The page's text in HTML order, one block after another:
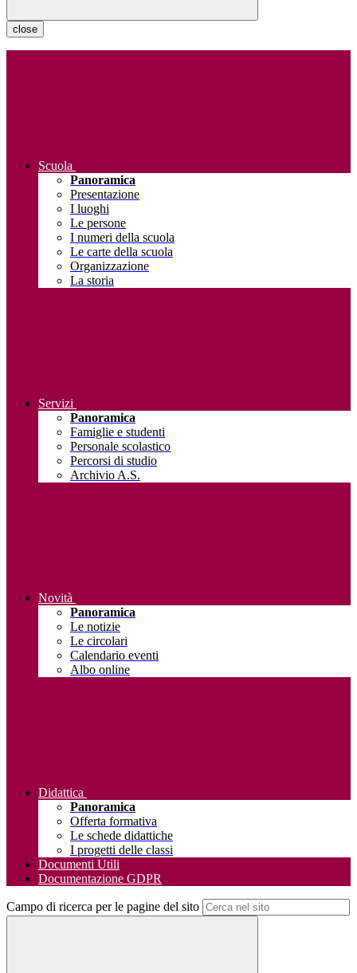
close
Scuola
Panoramica
Presentazione
I luoghi
Le persone
I numeri della scuola
Le carte della scuola
Organizzazione
La storia
Servizi
Panoramica
Famiglie e studenti
Personale scolastico
Percorsi di studio
Archivio A.S.
Novità
Panoramica
Le notizie
Le circolari
Calendario eventi
Albo online
Didattica
Panoramica
Offerta formativa
Le schede didattiche
I progetti delle classi
Documenti Utili
Documentazione GDPR
Campo di ricerca per le pagine del sito